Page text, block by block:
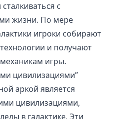
с
жизни. По мере
игроки собирают
и получают
игры.
цивилизациями”
аркой является
цивилизациями,
в галактике. Эти